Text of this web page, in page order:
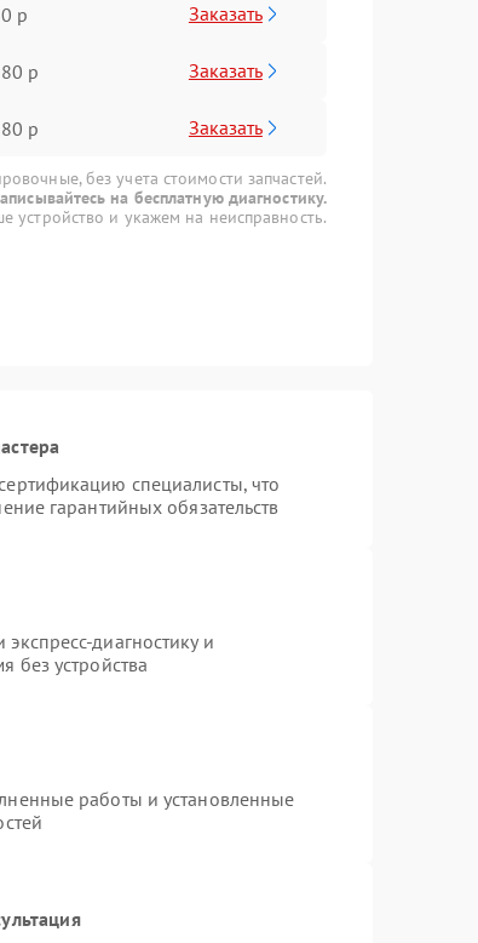
р Заказать
р Заказать
р Заказать
без учета стоимости запчастей.
на бесплатную диагностику.
устройство и укажем на неисправность.
специалисты, что
гарантийных обязательств
диагностику и
без устройства
работы и установленные